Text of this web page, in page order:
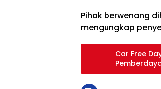
Pihak berwenang
mengungkap
Car Free